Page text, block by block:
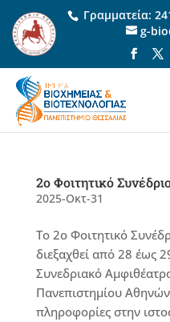
Γραμματεία:
g-
2ο Φοιτητικό
2025-Οκτ-31
Το 2ο Φοιτητικό
διεξαχθεί από 28 έως
Συνεδριακό
Πανεπιστημίου
πληροφορίες στην